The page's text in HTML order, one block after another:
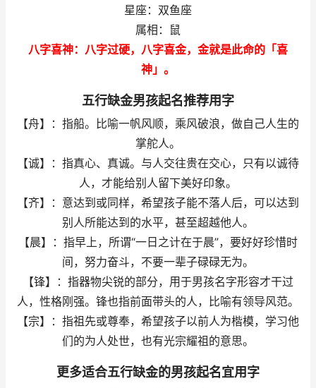
星座：双鱼座
属相：鼠
八字喜神：八字过硬，八字喜金，金就是此命的「喜
神」。
五行缺金男孩起名推荐用字
【舟】：指船。比喻一帆风顺，乘风破浪，做自己人生的
掌舵人。
【诚】：指真心、真诚。与人交往贵在交心，只有以诚待
人，才能给别人留下美好印象。
【齐】：意达到或同样，希望孩子能不落人后，可以达到
别人所能达到的水平，甚至超越他人。
【晨】：指早上，所谓“一日之计在于晨”，要好好珍惜时
间，努力奋斗，不要一辈子碌碌无为。
【锋】：指器物尖锐的部分，用于男孩名字形容才干过
人，性格刚强。锋也指前面带头的人，比喻有领导风范。
【宗】：指祖先或尊奉，希望孩子以前人为楷模，学习他
们的为人处世，也有光宗耀祖的意思。
更多适合五行缺金的男孩起名宜用字